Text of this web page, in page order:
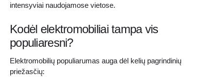
intensyviai naudojamose vietose.
Kodėl elektromobiliai tampa vis
populiaresni?
Elektromobilių populiarumas auga dėl kelių pagrindinių
priežasčių: